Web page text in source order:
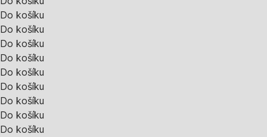
Do košíku
Do košíku
Do košíku
Do košíku
Do košíku
Do košíku
Do košíku
Do košíku
Do košíku